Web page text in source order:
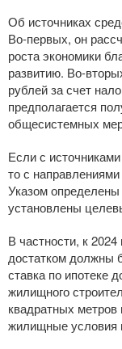
Об источниках
Во-первых, он
роста экономики
развитию. Во-
рублей за счет
предполагается
общесистемных
Если с
то с
Указом
установлены
В частности, к
достатком должны
ставка по ипотеке
жилищного
квадратных
жилищные условия